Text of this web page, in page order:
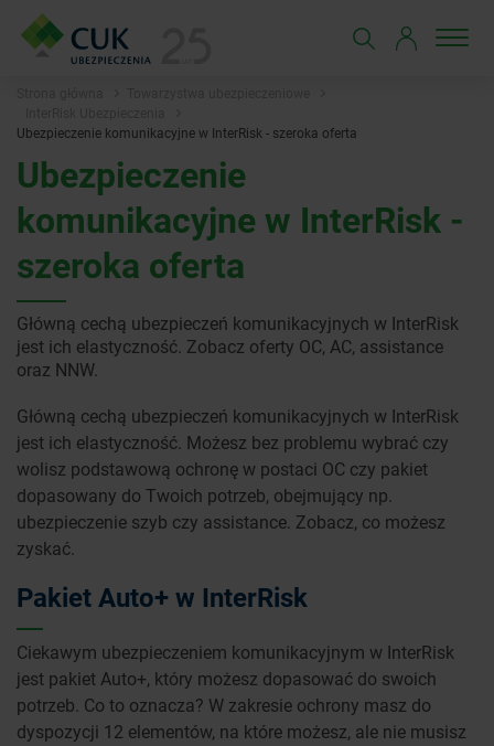
Ubezpieczenie komunikacyjne w InterRisk - szeroka oferta
Ubezpieczenie
komunikacyjne w InterRisk -
szeroka oferta
Główną cechą ubezpieczeń komunikacyjnych w InterRisk
jest ich elastyczność. Zobacz oferty OC, AC, assistance
oraz NNW.
Główną cechą ubezpieczeń komunikacyjnych w InterRisk
jest ich elastyczność. Możesz bez problemu wybrać czy
wolisz podstawową ochronę w postaci OC czy pakiet
dopasowany do Twoich potrzeb, obejmujący np.
ubezpieczenie szyb czy assistance. Zobacz, co możesz
zyskać.
Pakiet Auto+ w InterRisk
Ciekawym ubezpieczeniem komunikacyjnym w InterRisk
jest pakiet Auto+, który możesz dopasować do swoich
potrzeb. Co to oznacza? W zakresie ochrony masz do
dyspozycji 12 elementów, na które możesz, ale nie musisz